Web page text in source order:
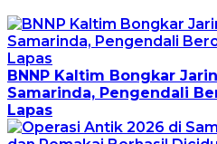
BNNP Kaltim Bongkar
Samarinda, Pengendali
Lapas